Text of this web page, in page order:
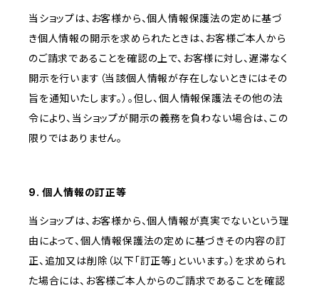
当ショップは、お客様から、個人情報保護法の定めに基づ
き個人情報の開示を求められたときは、お客様ご本人から
のご請求であることを確認の上で、お客様に対し、遅滞なく
開示を行います（当該個人情報が存在しないときにはその
旨を通知いたします。）。但し、個人情報保護法その他の法
令により、当ショップが開示の義務を負わない場合は、この
限りではありません。
9. 個人情報の訂正等
当ショップは、お客様から、個人情報が真実でないという理
由によって、個人情報保護法の定めに基づきその内容の訂
正、追加又は削除（以下「訂正等」といいます。）を求められ
た場合には、お客様ご本人からのご請求であることを確認